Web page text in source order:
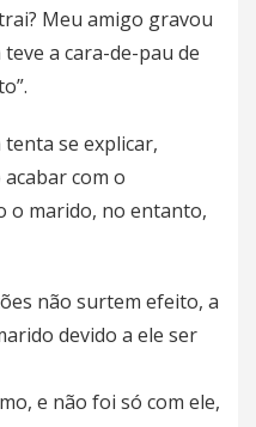
Meu amigo gravou
teve a cara-de-pau de
se explicar,
com o
o marido, no entanto,
não surtem efeito, a
devido a ele ser
e não foi só com ele,